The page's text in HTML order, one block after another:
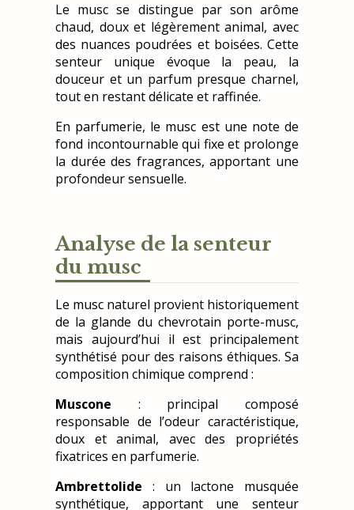
Le musc se distingue par son arôme
chaud, doux et légèrement animal, avec
des nuances poudrées et boisées. Cette
senteur unique évoque la peau, la
douceur et un parfum presque charnel,
tout en restant délicate et raffinée.
En parfumerie, le musc est une note de
fond incontournable qui fixe et prolonge
la durée des fragrances, apportant une
profondeur sensuelle.
Analyse de la senteur
du musc
Le musc naturel provient historiquement
de la glande du chevrotain porte-musc,
mais aujourd’hui il est principalement
synthétisé pour des raisons éthiques. Sa
composition chimique comprend :
Muscone : principal composé
responsable de l’odeur caractéristique,
doux et animal, avec des propriétés
fixatrices en parfumerie.
Ambrettolide : un lactone musquée
synthétique, apportant une senteur